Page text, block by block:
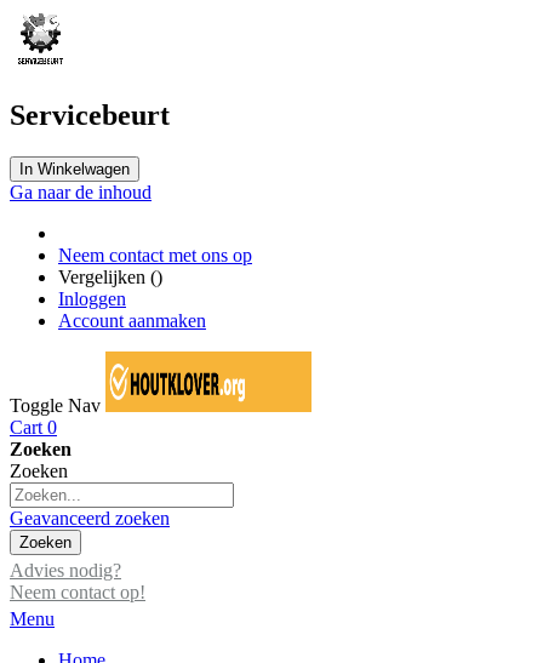
Servicebeurt
In Winkelwagen
Ga naar de inhoud
Neem contact met ons op
Vergelijken ()
Inloggen
Account aanmaken
Toggle Nav
Cart 0
Zoeken
Zoeken
Geavanceerd zoeken
Zoeken
Advies nodig?
Neem contact op!
Menu